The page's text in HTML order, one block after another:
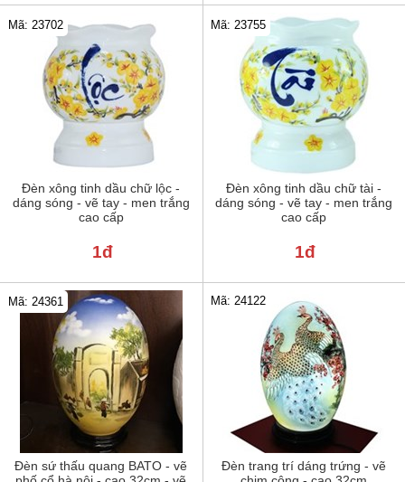
Đèn xông tinh dầu chữ lộc -
dáng sóng - vẽ tay - men trắng
cao cấp
Mã: 23702
1đ
Đèn xông tinh dầu chữ tài -
dáng sóng - vẽ tay - men trắng
cao cấp
Mã: 23755
1đ
Đèn sứ thấu quang BATO - vẽ
Mã: 24361
Đèn trang trí dáng trứng - vẽ
Mã: 24122